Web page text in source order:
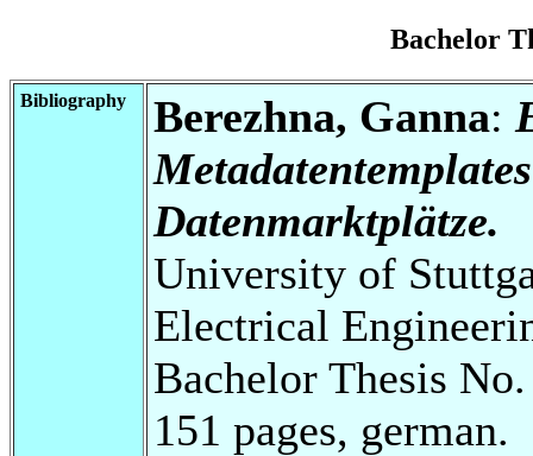
Bachelor
Bibliography Berezhna, Ganna:
Datenmarktplätze.
University of
Electrical
Bachelor Thesis
151 pages, german.